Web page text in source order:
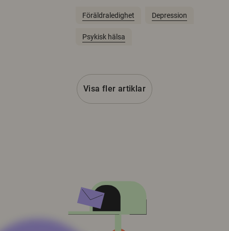
Föräldraledighet Depression
Psykisk hälsa
Visa fler artiklar